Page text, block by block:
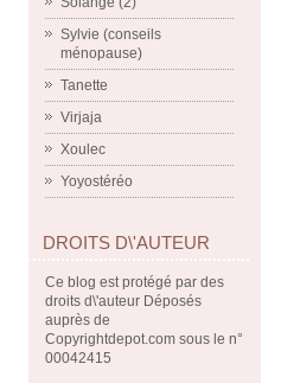
Sylvie (conseils
ménopause)
Tanette
Virjaja
Xoulec
Yoyostéréo
DROITS D\'AUTEUR
Ce blog est protégé par des
droits d\'auteur Déposés
auprès de
Copyrightdepot.com sous le n°
00042415